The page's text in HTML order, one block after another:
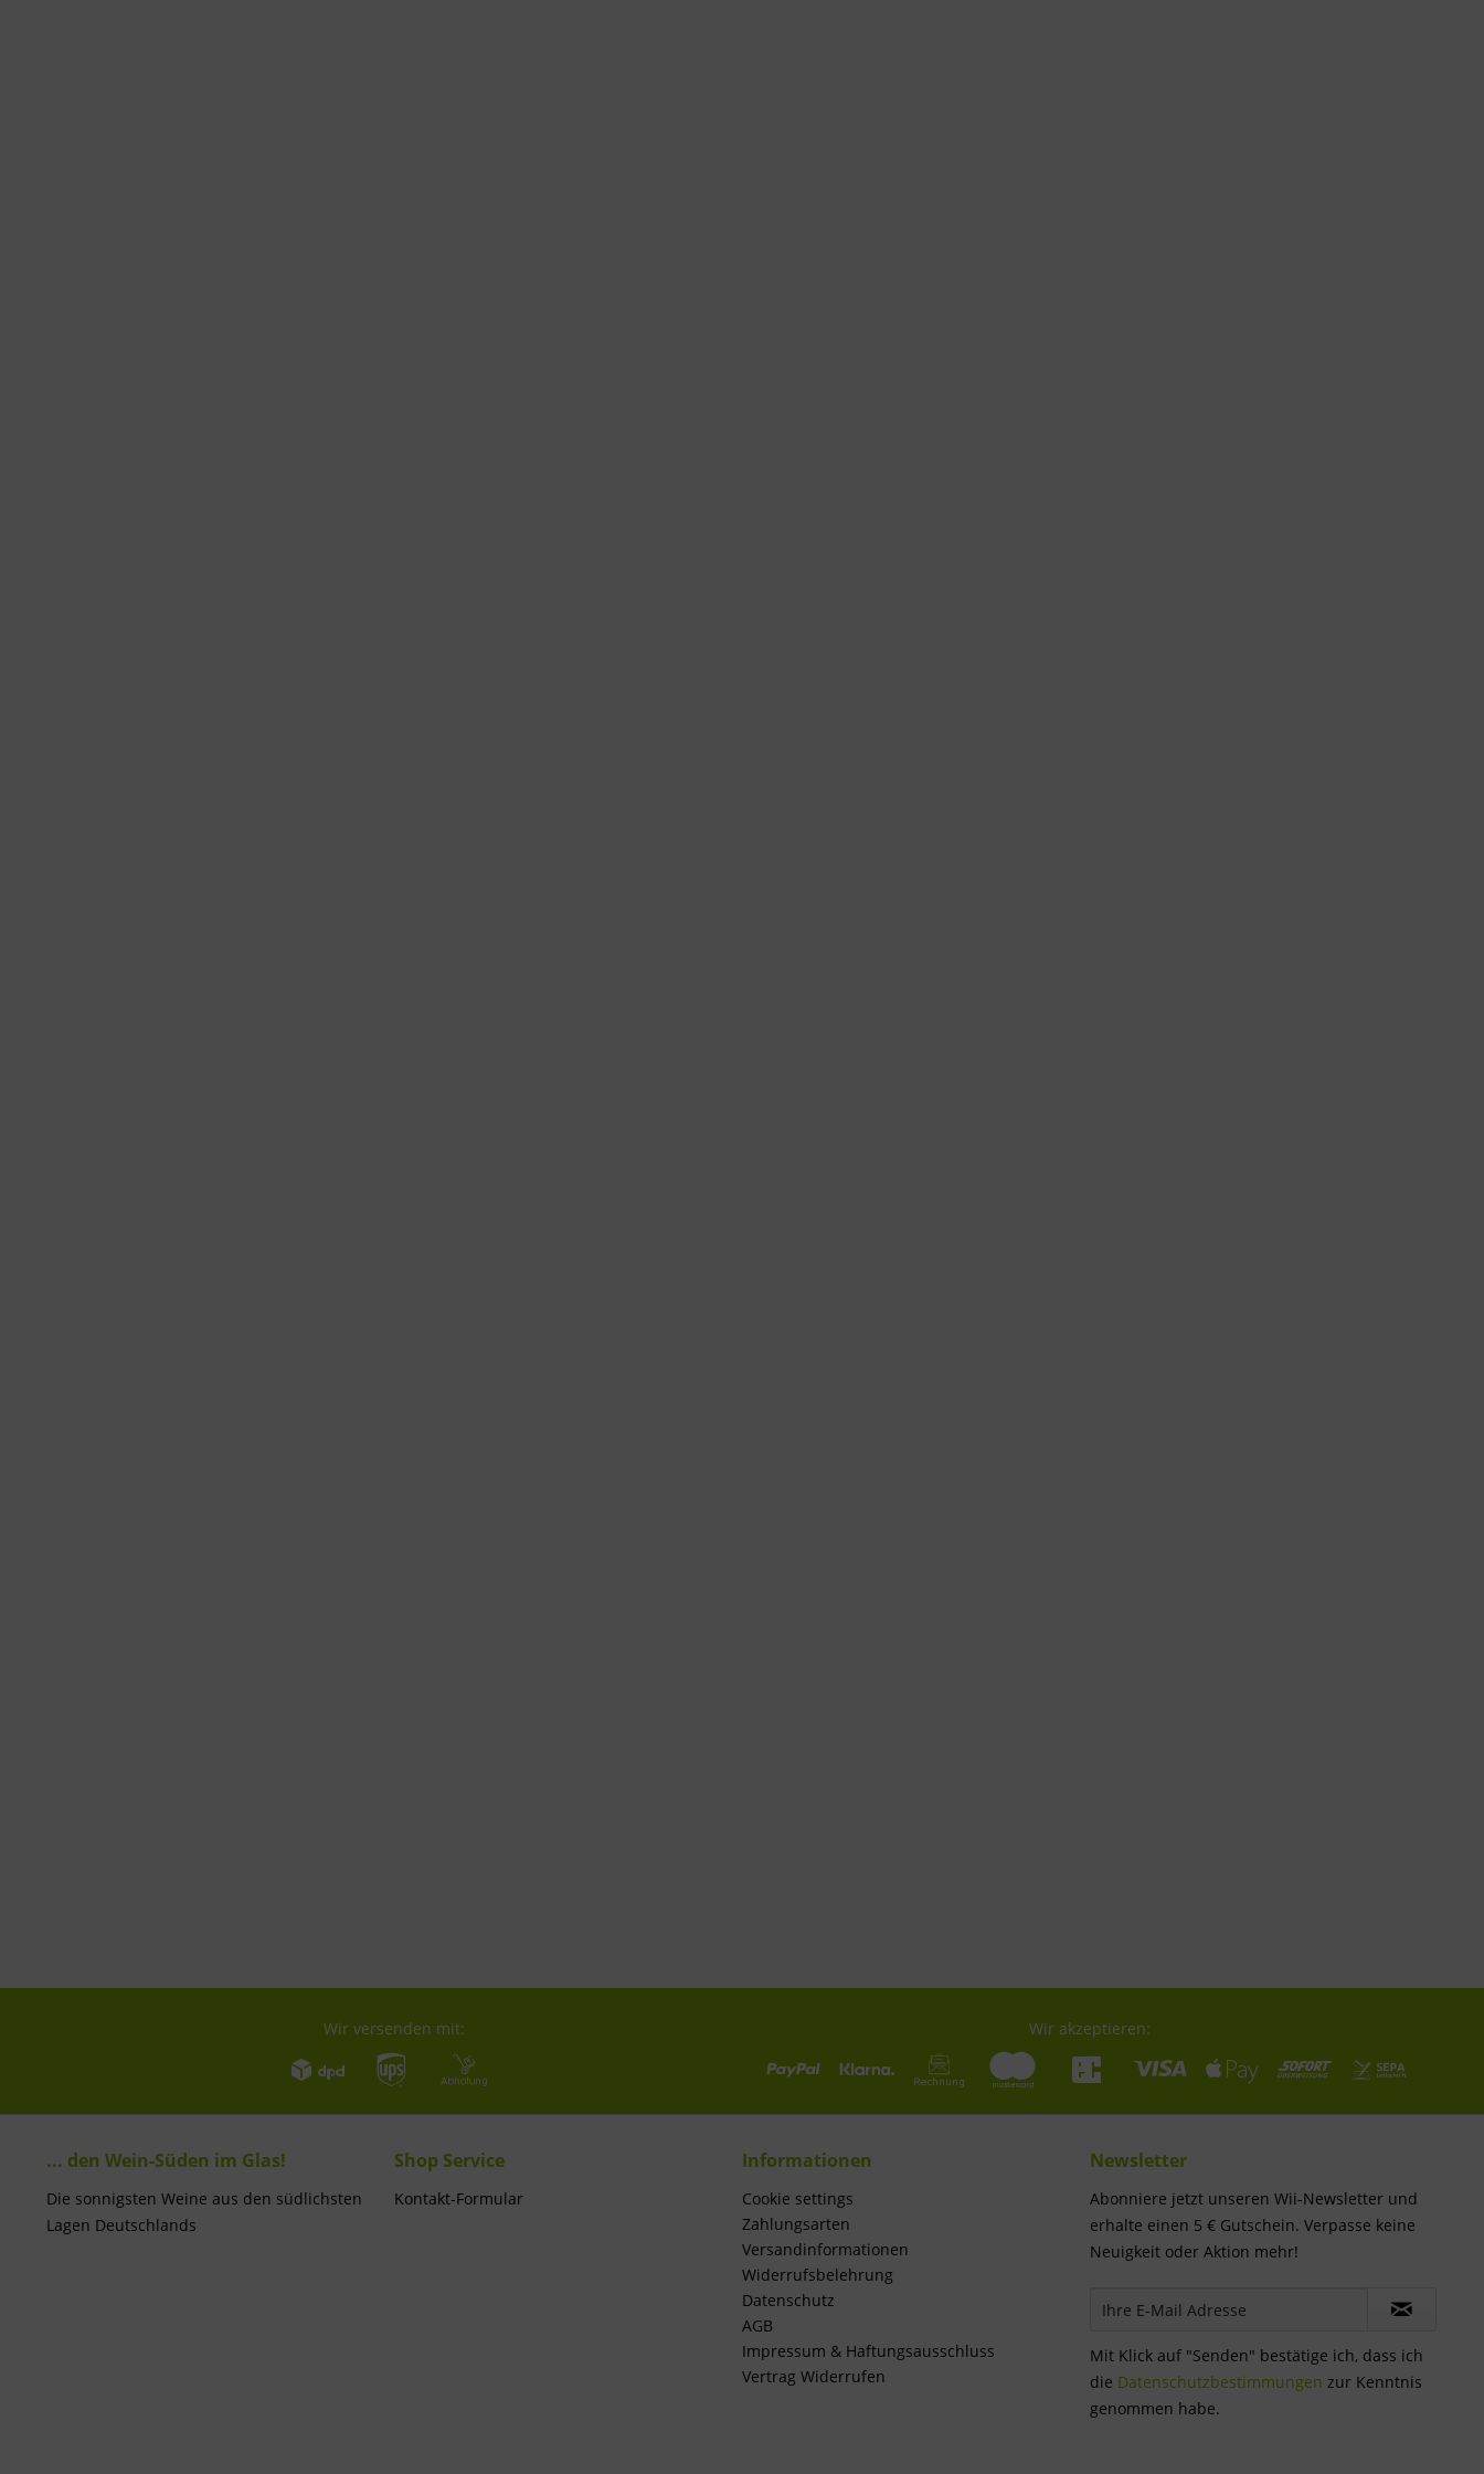
Wir versenden mit: Wir akzeptieren:
... den Wein-Süden im Glas!
Die sonnigsten Weine aus den südlichsten
Lagen Deutschlands
Shop Service
Kontakt-Formular
Informationen
Cookie settings
Zahlungsarten
Versandinformationen
Widerrufsbelehrung
Datenschutz
AGB
Impressum & Haftungsausschluss
Vertrag Widerrufen
Newsletter
Abonniere jetzt unseren Wii-Newsletter und
erhalte einen 5 € Gutschein. Verpasse keine
Neuigkeit oder Aktion mehr!
Mit Klick auf "Senden" bestätige ich, dass ich
die Datenschutzbestimmungen zur Kenntnis
genommen habe.